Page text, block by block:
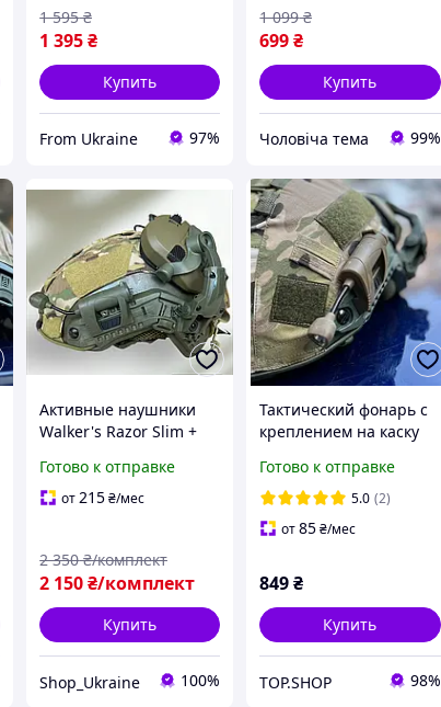
1 395₴
1 595 ₴
Купить
From Ukraine 97%
699₴
1 099 ₴
Купить
Чоловіча тема 99%
Активные наушники
Walker's Razor Slim +
+ тактический фонарик
на шлем
Готово к отправке
от215₴/мес
2 150₴/комплект
2 350 ₴/комплект
Купить
Shop_Ukraine 100%
Тактический фонарь с
креплением на каску
армейский фонарик
нашлемный Princeton
Tec Charge MPLS
Готово к отправке
5.0 (2)
от85₴/мес
849₴
Купить
TOP.SHOP 98%